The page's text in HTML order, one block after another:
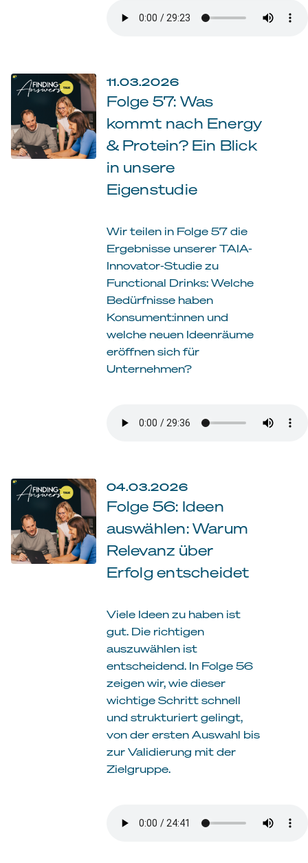
11.03.2026
Folge 57: Was
kommt nach Energy
& Protein? Ein Blick
in unsere
Eigenstudie
Wir teilen in Folge 57 die
Ergebnisse unserer TAIA-
Innovator-Studie zu
Functional Drinks: Welche
Bedürfnisse haben
Konsument:innen und
welche neuen Ideenräume
eröffnen sich für
Unternehmen?
04.03.2026
Folge 56: Ideen
auswählen: Warum
Relevanz über
Erfolg entscheidet
Viele Ideen zu haben ist
gut. Die richtigen
auszuwählen ist
entscheidend. In Folge 56
zeigen wir, wie dieser
wichtige Schritt schnell
und strukturiert gelingt,
von der ersten Auswahl bis
zur Validierung mit der
Zielgruppe.